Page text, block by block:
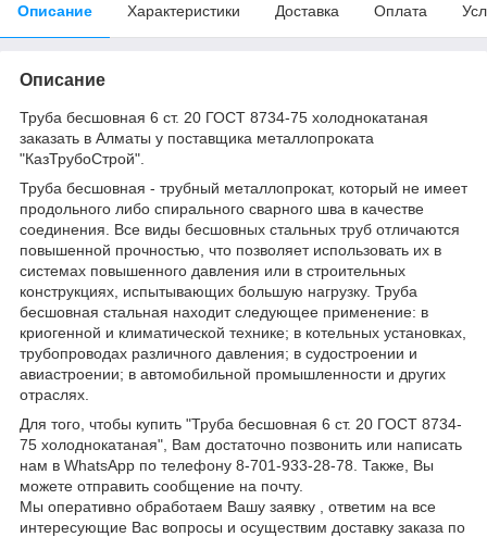
Описание Характеристики Доставка Оплата
Описание
Труба бесшовная 6 ст. 20 ГОСТ 8734-75 холоднокатаная
заказать в Алматы у поставщика металлопроката
"КазТрубоСтрой".
Труба бесшовная - трубный металлопрокат, который не имеет
продольного либо спирального сварного шва в качестве
соединения. Все виды бесшовных стальных труб отличаются
повышенной прочностью, что позволяет использовать их в
системах повышенного давления или в строительных
конструкциях, испытывающих большую нагрузку. Труба
бесшовная стальная находит следующее применение: в
криогенной и климатической технике; в котельных установках,
трубопроводах различного давления; в судостроении и
авиастроении; в автомобильной промышленности и других
отраслях.
Для того, чтобы купить "Труба бесшовная 6 ст. 20 ГОСТ 8734-
75 холоднокатаная", Вам достаточно позвонить или написать
нам в WhatsApp по телефону 8-701-933-28-78. Также, Вы
можете отправить сообщение на почту.
Мы оперативно обработаем Вашу заявку , ответим на все
интересующие Вас вопросы и осуществим доставку заказа по